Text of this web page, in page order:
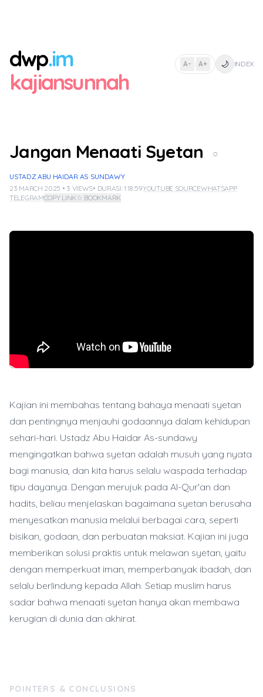
dwp.im
kajiansunnah
A- | A+ 🌙 INDEX
Jangan Menaati Syetan ○
USTADZ ABU HAIDAR AS SUNDAWY
23 MARCH 2025 • 3 VIEWS• DURASI: 1:18:59YOUTUBE SOURCEWHATSAPP
TELEGRAMCOPY LINK☆ BOOKMARK
Kajian ini membahas tentang bahaya menaati syetan
dan pentingnya menjauhi godaannya dalam kehidupan
sehari-hari. Ustadz Abu Haidar As-sundawy
mengingatkan bahwa syetan adalah musuh yang nyata
bagi manusia, dan kita harus selalu waspada terhadap
tipu dayanya. Dengan merujuk pada Al-Qur'an dan
hadits, beliau menjelaskan bagaimana syetan berusaha
menyesatkan manusia melalui berbagai cara, seperti
bisikan, godaan, dan perbuatan maksiat. Kajian ini juga
memberikan solusi praktis untuk melawan syetan, yaitu
dengan memperkuat iman, memperbanyak ibadah, dan
selalu berlindung kepada Allah. Setiap muslim harus
sadar bahwa menaati syetan hanya akan membawa
kerugian di dunia dan akhirat.
POINTERS & CONCLUSIONS